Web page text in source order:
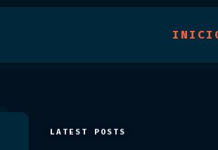
LATEST POSTS